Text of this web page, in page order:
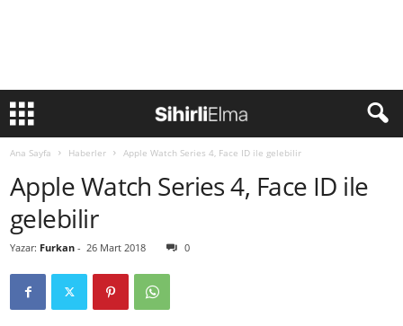
Ana Sayfa Haberler Apple Watch Series 4, Face ID ile gelebilir
Apple Watch Series 4, Face ID ile
gelebilir
Yazar: Furkan - 26 Mart 2018 0